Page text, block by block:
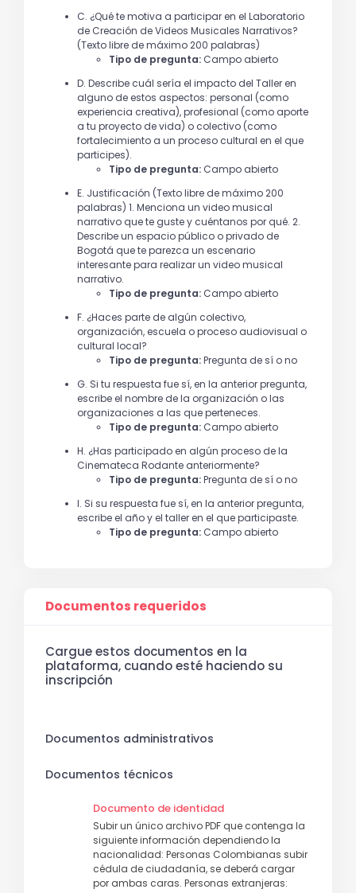
C. ¿Qué te motiva a participar en el Laboratorio
de Creación de Videos Musicales Narrativos?
(Texto libre de máximo 200 palabras)
Tipo de pregunta: Campo abierto
D. Describe cuál sería el impacto del Taller en
alguno de estos aspectos: personal (como
experiencia creativa), profesional (como aporte
a tu proyecto de vida) o colectivo (como
fortalecimiento a un proceso cultural en el que
participes).
Tipo de pregunta: Campo abierto
E. Justificación (Texto libre de máximo 200
palabras) 1. Menciona un video musical
narrativo que te guste y cuéntanos por qué. 2.
Describe un espacio público o privado de
Bogotá que te parezca un escenario
interesante para realizar un video musical
narrativo.
Tipo de pregunta: Campo abierto
F. ¿Haces parte de algún colectivo,
organización, escuela o proceso audiovisual o
cultural local?
Tipo de pregunta:Pregunta de sí o no
G. Si tu respuesta fue sí, en la anterior pregunta,
escribe el nombre de la organización o las
organizaciones a las que perteneces.
Tipo de pregunta: Campo abierto
H. ¿Has participado en algún proceso de la
Cinemateca Rodante anteriormente?
Tipo de pregunta:Pregunta de sí o no
I. Si su respuesta fue sí, en la anterior pregunta,
escribe el año y el taller en el que participaste.
Tipo de pregunta: Campo abierto
Documentos requeridos
Cargue estos documentos en la
plataforma, cuando esté haciendo su
inscripción
Documentos administrativos
Documentos técnicos
Documento de identidad
Subir un único archivo PDF que contenga la
siguiente información dependiendo la
nacionalidad: Personas Colombianas subir
cédula de ciudadanía, se deberá cargar
por ambas caras. Personas extranjeras: